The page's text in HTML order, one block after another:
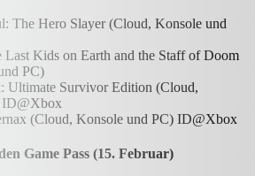
The Hero Slayer (Cloud, Konsole und
Last Kids on Earth and the Staff of Doom
PC)
Ultimate Survivor Edition (Cloud,
ID@Xbox
(Cloud, Konsole und PC) ID@Xbox
Game Pass (15. Februar)